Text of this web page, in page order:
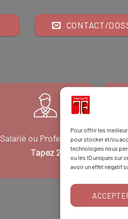
Pour offrir les
pour stocker et/ou
technologies nous
ou les ID uniques sur
avoir un effet négatif
CONTACT/
Salarié ou Professionnel
Tapez 2